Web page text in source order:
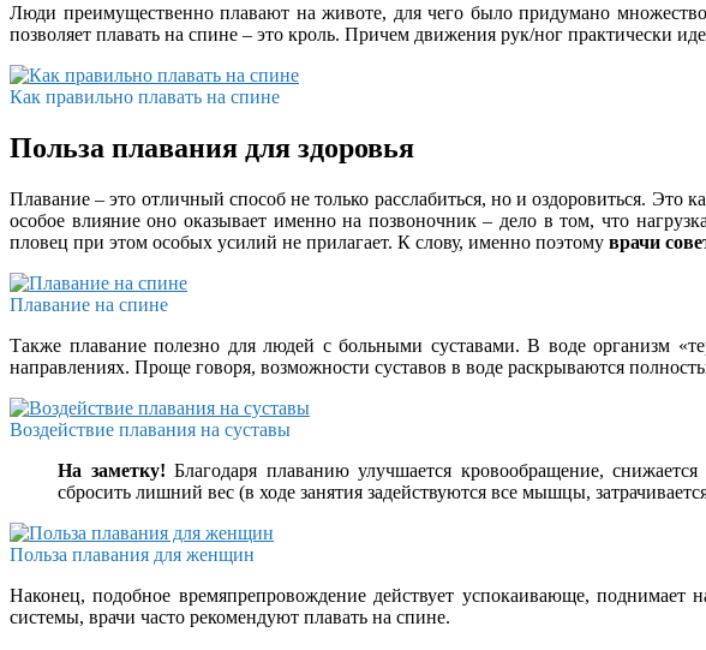
Люди преимущественно плавают на животе, для чего было придумано
позволяет плавать на спине – это кроль. Причем движения рук/ног практически
Как правильно плавать на спине
Польза плавания для здоровья
Плавание – это отличный способ не только расслабиться, но и оздоровиться. Это
особое влияние оно оказывает именно на позвоночник – дело в том, что
пловец при этом особых усилий не прилагает. К слову, именно поэтому врачи
Плавание на спине
Также плавание полезно для людей с больными суставами. В воде организм
направлениях. Проще говоря, возможности суставов в воде раскрываются
Воздействие плавания на суставы
На заметку! Благодаря плаванию улучшается кровообращение,
сбросить лишний вес (в ходе занятия задействуются все мышцы,
Польза плавания для женщин
Наконец, подобное времяпрепровождение действует успокаивающе,
системы, врачи часто рекомендуют плавать на спине.